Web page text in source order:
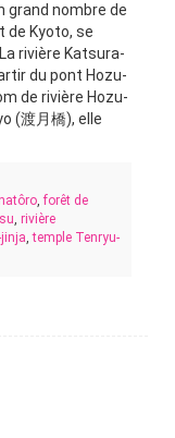
grand nombre de
de Kyoto, se
rivière Katsura-
du pont Hozu-
de rivière Hozu-
(渡月橋), elle
,forêt de
, rivière
,temple Tenryu-